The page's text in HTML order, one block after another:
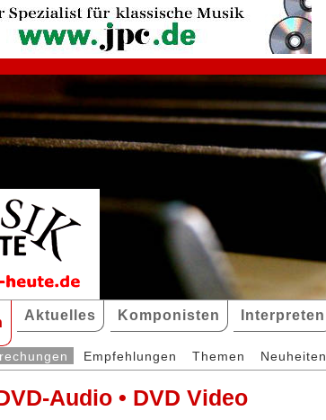
Aktuelles Komponisten Interpreten
Empfehlungen Themen Neuheiten
Audio • DVD Video